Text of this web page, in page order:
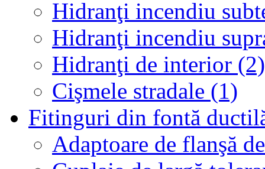
Hidranţi incendiu
Hidranţi incendiu
Hidranţi de interior (2)
Cişmele stradale (1)
Fitinguri din fontă
Adaptoare de flanşă